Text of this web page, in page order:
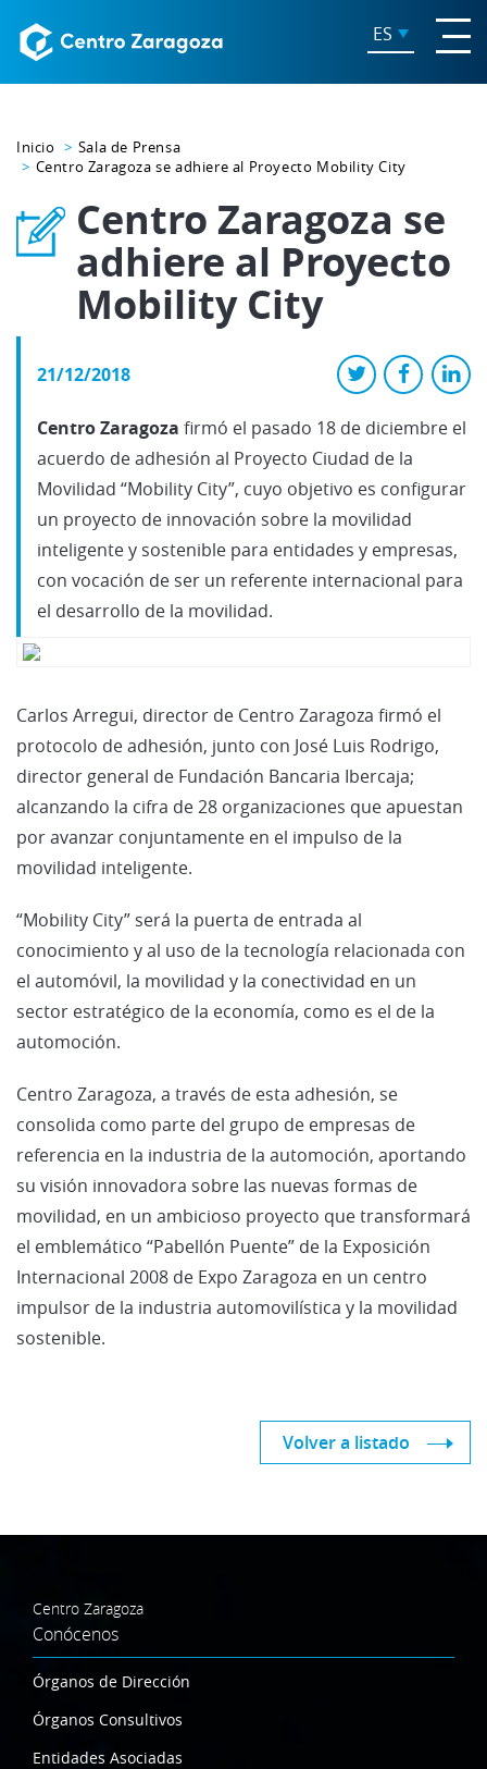
ES
Inicio
Sala de Prensa
Centro Zaragoza se adhiere al Proyecto Mobility City
Centro Zaragoza se
adhiere al Proyecto
Mobility City
21/12/2018
Centro Zaragoza firmó el pasado 18 de diciembre el
acuerdo de adhesión al Proyecto Ciudad de la
Movilidad “Mobility City”, cuyo objetivo es configurar
un proyecto de innovación sobre la movilidad
inteligente y sostenible para entidades y empresas,
con vocación de ser un referente internacional para
el desarrollo de la movilidad.
Carlos Arregui, director de Centro Zaragoza firmó el
protocolo de adhesión, junto con José Luis Rodrigo,
director general de Fundación Bancaria Ibercaja;
alcanzando la cifra de 28 organizaciones que apuestan
por avanzar conjuntamente en el impulso de la
movilidad inteligente.
“Mobility City” será la puerta de entrada al
conocimiento y al uso de la tecnología relacionada con
el automóvil, la movilidad y la conectividad en un
sector estratégico de la economía, como es el de la
automoción.
Centro Zaragoza, a través de esta adhesión, se
consolida como parte del grupo de empresas de
referencia en la industria de la automoción, aportando
su visión innovadora sobre las nuevas formas de
movilidad, en un ambicioso proyecto que transformará
el emblemático “Pabellón Puente” de la Exposición
Internacional 2008 de Expo Zaragoza en un centro
impulsor de la industria automovilística y la movilidad
sostenible.
Volver a listado
Centro Zaragoza
Conócenos
Órganos de Dirección
Órganos Consultivos
Entidades Asociadas